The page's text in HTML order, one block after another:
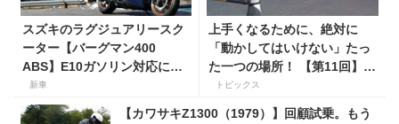
スズキのラグジュアリースク
ーター【バーグマン400
ABS】E10ガソリン対応に仕
様変更して発売。価格は据え
置きの98万100円！
新車
上手くなるために、絶対に
「動かしてはいけない」たっ
た一つの場所！ 【第11回】現
役二輪教習指導員YouTuber
ばくのライテク講座
トピックス
【カワサキZ1300（1979）】回顧試乗。もう